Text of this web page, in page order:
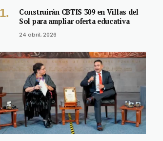
Construirán CBTIS 309 en Villas del
Sol para ampliar oferta educativa
24 abril, 2026